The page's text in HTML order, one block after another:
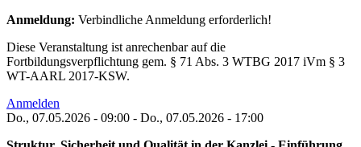
Anmeldung: Verbindliche Anmeldung erforderlich!
Diese Veranstaltung ist anrechenbar auf die
Fortbildungsverpflichtung gem. § 71 Abs. 3 WTBG 2017 iVm § 3
WT-AARL 2017-KSW.
Anmelden
Do., 07.05.2026 - 09:00 - Do., 07.05.2026 - 17:00